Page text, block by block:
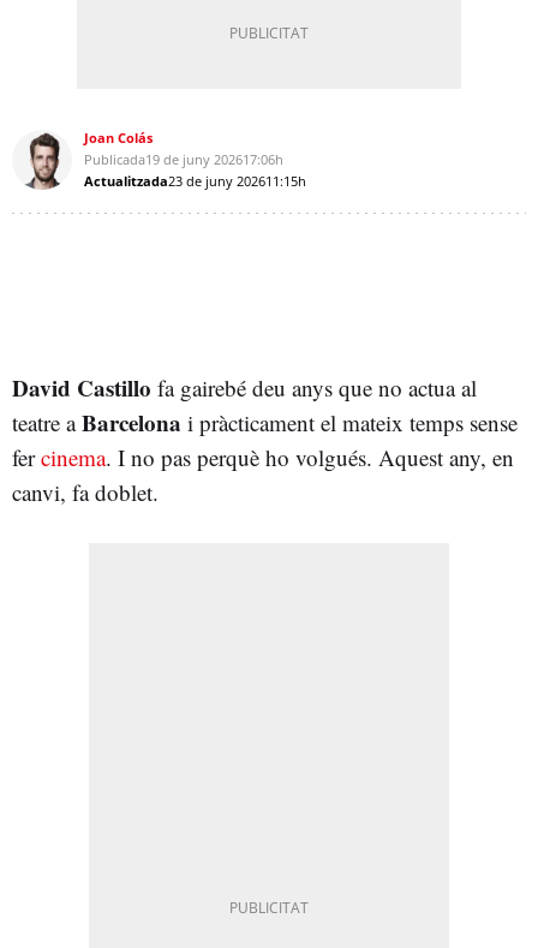
Joan Colás
Publicada19 de juny 202617:06h
Actualitzada23 de juny 202611:15h
David Castillo fa gairebé deu anys que no actua al
teatre aBarcelona i pràcticament el mateix temps sense
fercinema. I no pas perquè ho volgués. Aquest any, en
canvi, fa doblet.